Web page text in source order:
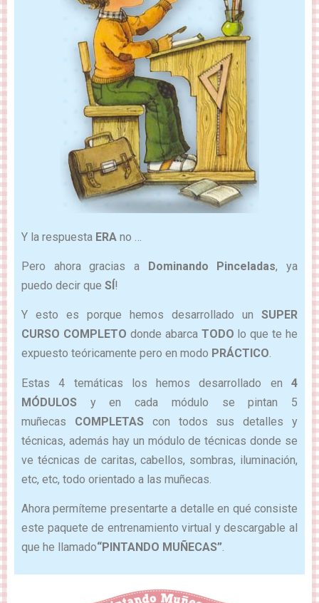
Y la respuesta ERA no …
Pero ahora gracias a Dominando Pinceladas, ya
puedo decir que SÍ!
Y esto es porque hemos desarrollado un SUPER
CURSO COMPLETO donde abarca TODO lo que te he
expuesto teóricamente pero en modo PRÁCTICO.
Estas 4 temáticas los hemos desarrollado en 4
MÓDULOS y en cada módulo se pintan 5
muñecas COMPLETAScon todos sus detalles y
técnicas, además hay un módulo de técnicas donde se
ve técnicas de caritas, cabellos, sombras, iluminación,
etc, etc, todo orientado a las muñecas.
Ahora permíteme presentarte a detalle en qué consiste
este paquete de entrenamiento virtual y descargable al
que he llamado“PINTANDO MUÑECAS”.